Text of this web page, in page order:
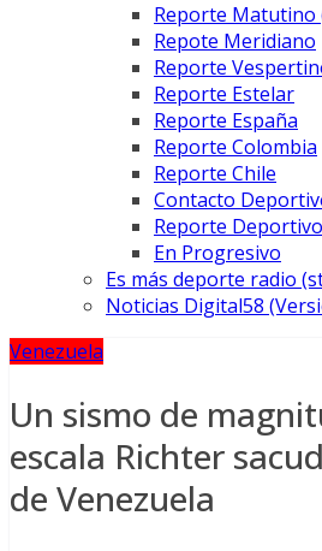
Reporte Matutino
Repote Meridiano
Reporte
Reporte Estelar
Reporte España
Reporte Colombia
Reporte Chile
Contacto
Reporte Deportivo
En Progresivo
Es más deporte radio
Noticias Digital58
Venezuela
Un sismo de
escala Richter
de Venezuela